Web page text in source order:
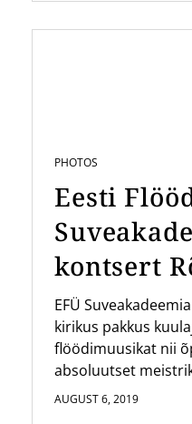
PHOTOS
Eesti
kontsert
EFÜ
kirikus pakkus
flöödimuusikat nii
absoluutset
AUGUST 6, 2019